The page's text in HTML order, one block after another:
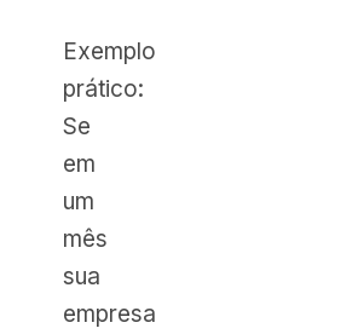
Exemplo
prático:
Se
em
um
mês
sua
empresa